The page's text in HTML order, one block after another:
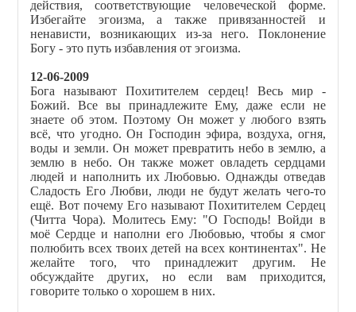
действия, соответствующие человеческой форме.
Избегайте эгоизма, а также привязанностей и
ненависти, возникающих из-за него. Поклонение
Богу - это путь избавления от эгоизма.
12-06-2009
Бога называют Похитителем сердец! Весь мир -
Божий. Все вы принадлежите Ему, даже если не
знаете об этом. Поэтому Он может у любого взять
всё, что угодно. Он Господин эфира, воздуха, огня,
воды и земли. Он может превратить небо в землю, а
землю в небо. Он также может овладеть сердцами
людей и наполнить их Любовью. Однажды отведав
Сладость Его Любви, люди не будут желать чего-то
ещё. Вот почему Его называют Похитителем Сердец
(Читта Чора). Молитесь Ему: "О Господь! Войди в
моё Сердце и наполни его Любовью, чтобы я смог
полюбить всех твоих детей на всех континентах". Не
желайте того, что принадлежит другим. Не
обсуждайте других, но если вам приходится,
говорите только о хорошем в них.